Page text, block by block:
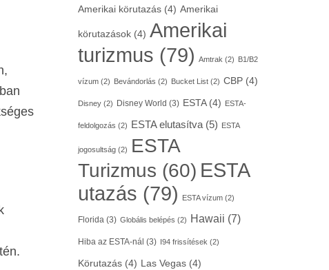
Amerikai körutazás(4) Amerikai
körutazások(4) Amerikai
turizmus (79) Amtrak (2) B1/B2
vízum(2) Bevándorlás (2) Bucket List(2) CBP(4)
Disney(2) Disney World (3) ESTA(4) ESTA-
feldolgozás (2) ESTA elutasítva(5) ESTA
jogosultság(2)
ESTA
Turizmus (60) ESTA
utazás (79) ESTA vízum(2)
Florida(3) Globális belépés (2) Hawaii (7)
Hiba az ESTA-nál (3) I94 frissítések (2)
Körutazás(4) Las Vegas(4)